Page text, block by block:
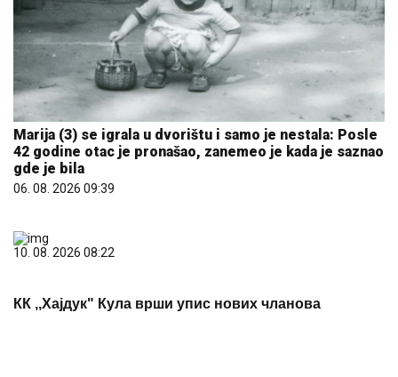
Marija (3) se igrala u dvorištu i samo je nestala: Posle
42 godine otac je pronašao, zanemeo je kada je saznao
gde je bila
06. 08. 2026 09:39
КК ,,Хајдук" Кула врши упис нових чланова